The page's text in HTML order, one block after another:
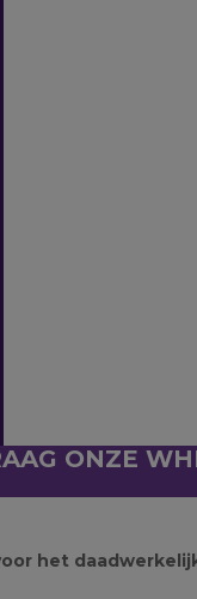
ONZE
het